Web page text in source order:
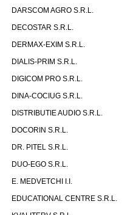
DARSCOM AGRO S.R.L.
DECOSTAR S.R.L.
DERMAX-EXIM S.R.L.
DIALIS-PRIM S.R.L.
DIGICOM PRO S.R.L.
DINA-COCIUG S.R.L.
DISTRIBUTIE AUDIO S.R.L.
DOCORIN S.R.L.
DR. PITEL S.R.L.
DUO-EGO S.R.L.
E. MEDVETCHI I.I.
EDUCATIONAL CENTRE S.R.L.